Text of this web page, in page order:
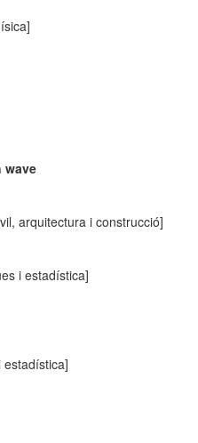
wave
arquitectura i construcció]
i estadística]
estadística]